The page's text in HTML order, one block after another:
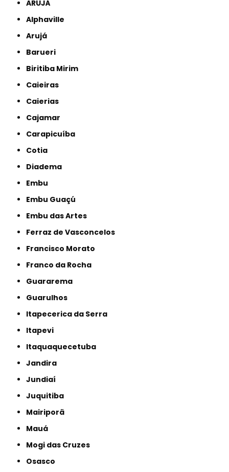
ARUJÁ
Alphaville
Arujá
Barueri
Biritiba Mirim
Caieiras
Caierias
Cajamar
Carapicuíba
Cotia
Diadema
Embu
Embu Guaçú
Embu das Artes
Ferraz de Vasconcelos
Francisco Morato
Franco da Rocha
Guararema
Guarulhos
Itapecerica da Serra
Itapevi
Itaquaquecetuba
Jandira
Jundiaí
Juquitiba
Mairiporã
Mauá
Mogi das Cruzes
Osasco